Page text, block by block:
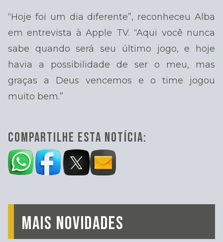
“Hoje foi um dia diferente”, reconheceu Alba
em entrevista à Apple TV. “Aqui você nunca
sabe quando será seu último jogo, e hoje
havia a possibilidade de ser o meu, mas
graças a Deus vencemos e o time jogou
muito bem.”
COMPARTILHE ESTA NOTÍCIA:
MAIS NOVIDADES